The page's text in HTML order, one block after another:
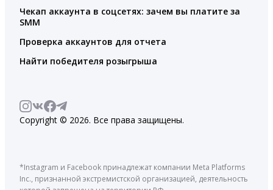
Чекап аккаунта в соцсетях: зачем вы платите за
SMM
Проверка аккаунтов для отчета
Найти победителя розыгрыша
Copyright © 2026. Все права защищены.
*Instagram и Facebook принадлежат компании Meta Platforms
Inc., признанной экстремистской организацией, деятельность